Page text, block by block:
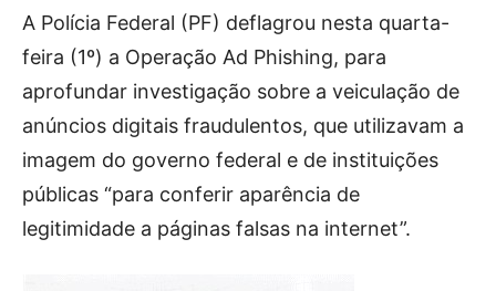
A Polícia Federal (PF) deflagrou nesta quarta-
feira (1º) a Operação Ad Phishing, para
aprofundar investigação sobre a veiculação de
anúncios digitais fraudulentos, que utilizavam a
imagem do governo federal e de instituições
públicas “para conferir aparência de
legitimidade a páginas falsas na internet”.